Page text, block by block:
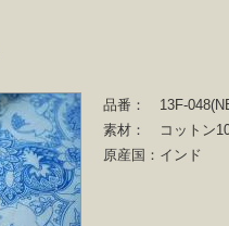
品番：
13F-
素材：
コットン
原産国： インド